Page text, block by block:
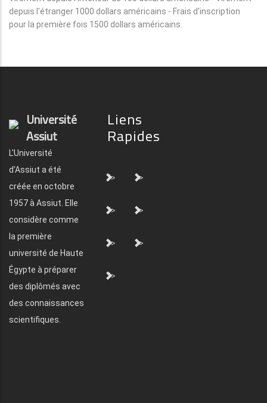
depuis l'étranger 1000 dollars américains - Frais d'inscription
pour la première fois 1500 dollars américains.
Université
Assiut
L'Université
d'Assiut a été
créée en octobre
1957 à Assiut. Elle
considère comme
la première
université de Haute
Égypte à préparer
des diplômés avec
des connaissances
scientifiques.
Liens
Rapides
"> ">
"> ">
"> ">
">